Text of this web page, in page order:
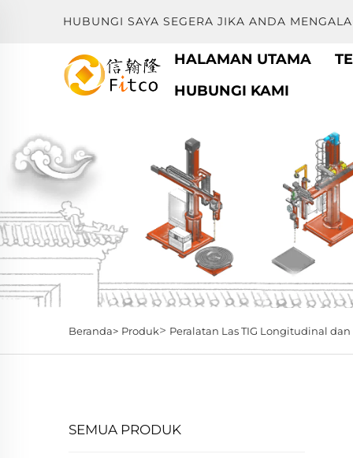
HUBUNGI SAYA SEGERA JIKA ANDA
HALAMAN UTAMA
HUBUNGI KAMI
Beranda> Produk> Peralatan Las TIG Longitudinal
SEMUA PRODUK